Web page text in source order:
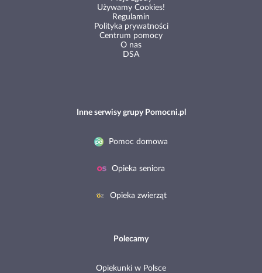
Używamy Cookies!
Regulamin
Polityka prywatności
Centrum pomocy
O nas
DSA
Inne serwisy grupy Pomocni.pl
Pomoc domowa
Opieka seniora
Opieka zwierząt
Polecamy
Opiekunki w Polsce